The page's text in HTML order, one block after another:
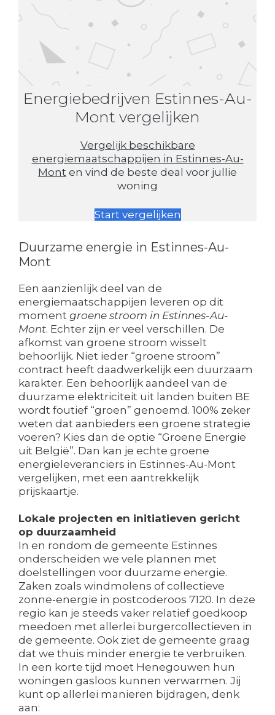
Energiebedrijven Estinnes-Au-
Mont vergelijken
Vergelijk beschikbare
energiemaatschappijen in Estinnes-Au-
Mont en vind de beste deal voor jullie
woning
Start vergelijken
Duurzame energie in Estinnes-Au-
Mont
Een aanzienlijk deel van de
energiemaatschappijen leveren op dit
moment groene stroom in Estinnes-Au-
Mont. Echter zijn er veel verschillen. De
afkomst van groene stroom wisselt
behoorlijk. Niet ieder “groene stroom”
contract heeft daadwerkelijk een duurzaam
karakter. Een behoorlijk aandeel van de
duurzame elektriciteit uit landen buiten BE
wordt foutief “groen” genoemd. 100% zeker
weten dat aanbieders een groene strategie
voeren? Kies dan de optie “Groene Energie
uit België”. Dan kan je echte groene
energieleveranciers in Estinnes-Au-Mont
vergelijken, met een aantrekkelijk
prijskaartje.
Lokale projecten en initiatieven gericht
op duurzaamheid
In en rondom de gemeente Estinnes
onderscheiden we vele plannen met
doelstellingen voor duurzame energie.
Zaken zoals windmolens of collectieve
zonne-energie in postcoderoos 7120. In deze
regio kan je steeds vaker relatief goedkoop
meedoen met allerlei burgercollectieven in
de gemeente. Ook ziet de gemeente graag
dat we thuis minder energie te verbruiken.
In een korte tijd moet Henegouwen hun
woningen gasloos kunnen verwarmen. Jij
kunt op allerlei manieren bijdragen, denk
aan: